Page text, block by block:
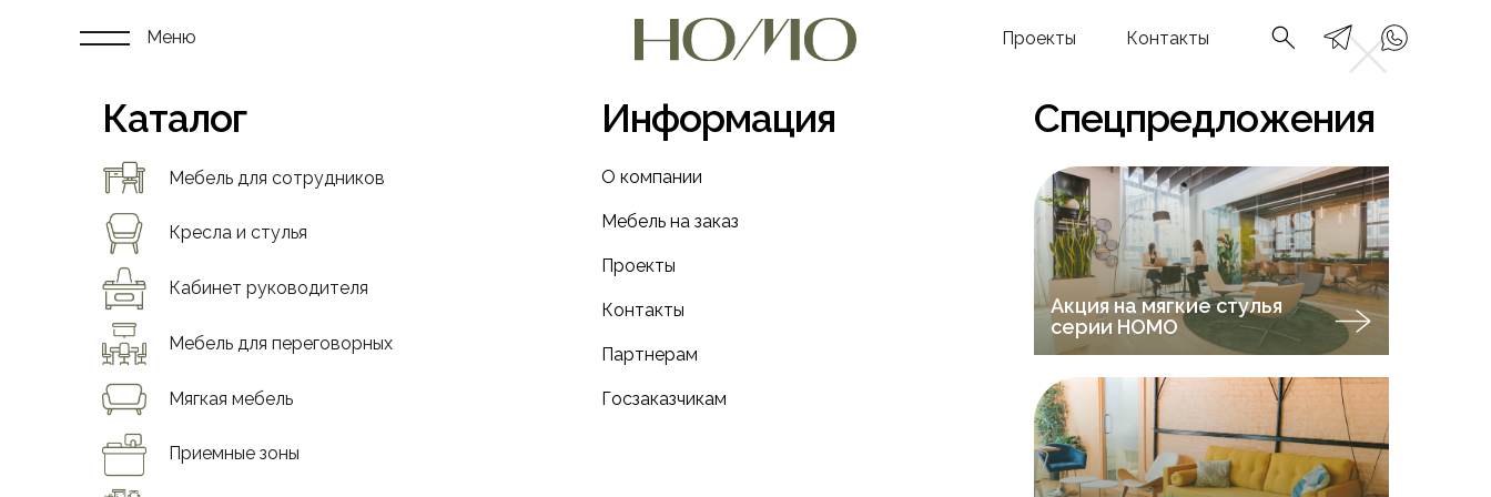
Меню Контакты
Проекты
Приемные зоны
Мягкая мебель
Кресла и стулья
Мебель для переговорных
Мебель для сотрудников
Кабинет руководителя
Каталог Спецпредложения
Информация
О компании
Мебель на заказ
Проекты
Контакты
Партнерам
Госзаказчикам
Акция на мягкие стулья
серии НOMO